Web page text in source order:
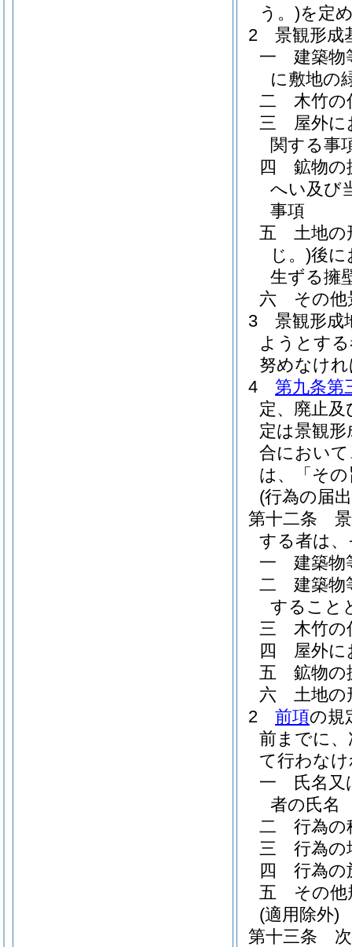
う。)を定
2
景観形成
一
建築物
に敷地の
二
木竹の
三
屋外
関する事
四
鉱物の
へい及び
事項
五
土地の
じ。)後に
生ずる擁
六
その
3
景観形成
ようとす
努めなけ
4
第九条第
定、廃止
定は景観
合において
は、「そ
(行為の届
第十二条
する者は
一
建築物
二
建築物
すること
三
木竹の
四
屋外
五
鉱物の
六
土地の
2
前項の規
前までに
て行わな
一
氏名
者の氏名
二
行為の
三
行為の
四
行為の
五
その
(適用除外)
第十三条